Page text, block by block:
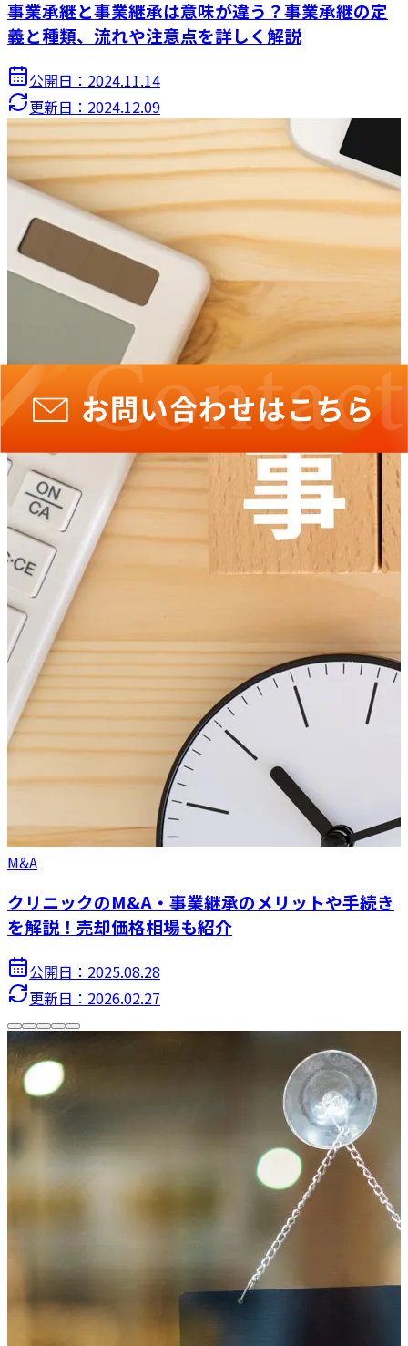
事業承継と事業継承は意味が違う？事業承継の定
義と種類、流れや注意点を詳しく解説
公開日： 2024.11.14
更新日： 2024.12.09
M&A
クリニックのM&A・事業継承のメリットや手続き
を解説！売却価格相場も紹介
公開日： 2025.08.28
更新日： 2026.02.27